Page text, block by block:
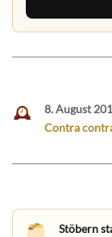
8. August
Contra
Stöbern